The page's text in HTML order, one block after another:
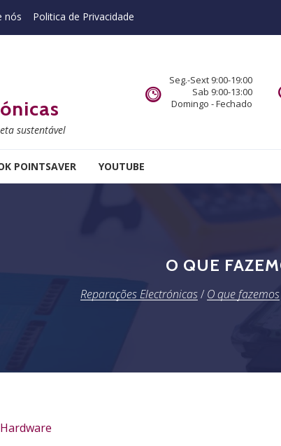
nós Politica de Privacidade
sustentável
Seg.-Sext 9:00-19:00
Sab 9:00-13:00
Domingo - Fechado
POINTSAVER YOUTUBE
O QUE
Reparações Electrónicas/ O que fazemos